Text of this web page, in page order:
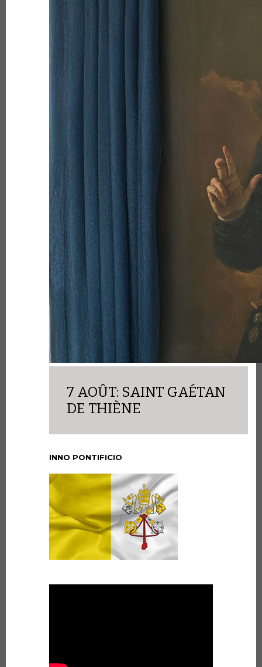
7 AOÛT: SAINT GAÉTAN
DE THIÈNE
INNO PONTIFICIO